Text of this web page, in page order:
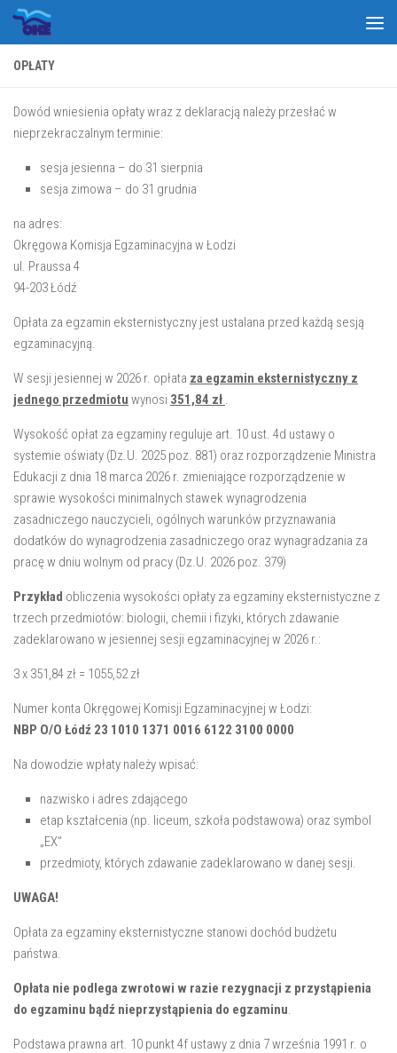
Skip to content
OPŁATY
Dowód wniesienia opłaty wraz z deklaracją należy przesłać w
nieprzekraczalnym terminie:
sesja jesienna – do 31 sierpnia
sesja zimowa – do 31 grudnia
na adres:
Okręgowa Komisja Egzaminacyjna w Łodzi
ul. Praussa 4
94-203 Łódź
Opłata za egzamin eksternistyczny jest ustalana przed każdą sesją
egzaminacyjną.
W sesji jesiennej w 2026 r. opłata za egzamin eksternistyczny z
jednego przedmiotu wynosi 351,84 zł .
Wysokość opłat za egzaminy reguluje art. 10 ust. 4d ustawy o
systemie oświaty (Dz.U. 2025 poz. 881) oraz rozporządzenie Ministra
Edukacji z dnia 18 marca 2026 r. zmieniające rozporządzenie w
sprawie wysokości minimalnych stawek wynagrodzenia
zasadniczego nauczycieli, ogólnych warunków przyznawania
dodatków do wynagrodzenia zasadniczego oraz wynagradzania za
pracę w dniu wolnym od pracy (Dz.U. 2026 poz. 379)
Przykład obliczenia wysokości opłaty za egzaminy eksternistyczne z
trzech przedmiotów: biologii, chemii i fizyki, których zdawanie
zadeklarowano w jesiennej sesji egzaminacyjnej w 2026 r.:
3 x 351,84 zł = 1055,52 zł
Numer konta Okręgowej Komisji Egzaminacyjnej w Łodzi:
NBP O/O Łódź 23 1010 1371 0016 6122 3100 0000
Na dowodzie wpłaty należy wpisać:
nazwisko i adres zdającego
etap kształcenia (np. liceum, szkoła podstawowa) oraz symbol
„EX”
przedmioty, których zdawanie zadeklarowano w danej sesji.
UWAGA!
Opłata za egzaminy eksternistyczne stanowi dochód budżetu
państwa.
Opłata nie podlega zwrotowi w razie rezygnacji z przystąpienia
do egzaminu bądź nieprzystąpienia do egzaminu.
Podstawa prawna art. 10 punkt 4f ustawy z dnia 7 września 1991 r. o